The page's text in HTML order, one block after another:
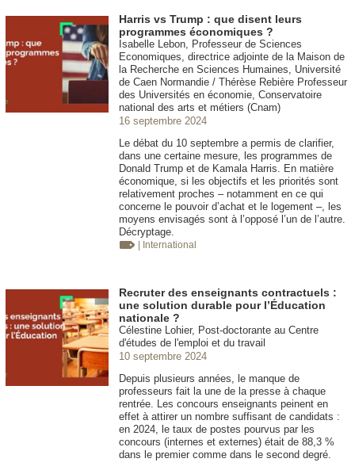
Harris vs Trump : que disent leurs
programmes économiques ?
Isabelle Lebon, Professeur de Sciences
Economiques, directrice adjointe de la Maison de
la Recherche en Sciences Humaines, Université
de Caen Normandie / Thérèse Rebière Professeur
des Universités en économie, Conservatoire
national des arts et métiers (Cnam)
16 septembre 2024
Le débat du 10 septembre a permis de clarifier,
dans une certaine mesure, les programmes de
Donald Trump et de Kamala Harris. En matière
économique, si les objectifs et les priorités sont
relativement proches – notamment en ce qui
concerne le pouvoir d’achat et le logement –, les
moyens envisagés sont à l’opposé l’un de l’autre.
Décryptage.
| International
Recruter des enseignants contractuels :
une solution durable pour l’Éducation
nationale ?
Célestine Lohier, Post-doctorante au Centre
d'études de l'emploi et du travail
10 septembre 2024
Depuis plusieurs années, le manque de
professeurs fait la une de la presse à chaque
rentrée. Les concours enseignants peinent en
effet à attirer un nombre suffisant de candidats :
en 2024, le taux de postes pourvus par les
concours (internes et externes) était de 88,3 %
dans le premier comme dans le second degré.